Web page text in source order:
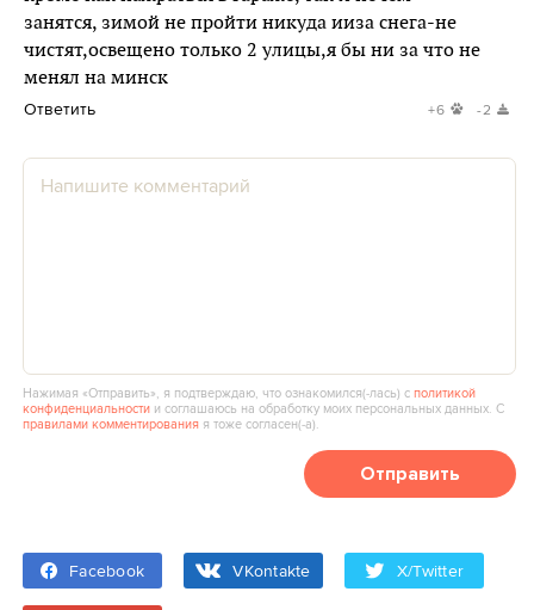
занятся, зимой не пройти никуда ииза снега-не
чистят,освещено только 2 улицы,я бы ни за что не
менял на минск
Ответить +6 -2
Нажимая «Отправить», я подтверждаю, что ознакомился(‑лась) сполитикой
конфиденциальности и соглашаюсь на обработку моих персональных данных. С
правилами комментирования я тоже согласен(‑а).
Отправить
Facebook VKontakte X/Twitter